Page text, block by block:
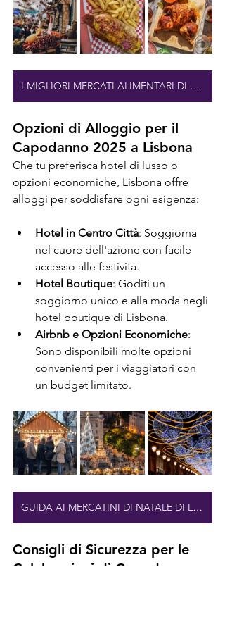
I MIGLIORI MERCATI ALIMENTARI DI LISBONA
Opzioni di Alloggio per il
Capodanno 2025 a Lisbona
Che tu preferisca hotel di lusso o
opzioni economiche, Lisbona offre
alloggi per soddisfare ogni esigenza:
Hotel in Centro Città: Soggiorna
nel cuore dell'azione con facile
accesso alle festività.
Hotel Boutique: Goditi un
soggiorno unico e alla moda negli
hotel boutique di Lisbona.
Airbnb e Opzioni Economiche:
Sono disponibili molte opzioni
convenienti per i viaggiatori con
un budget limitato.
GUIDA AI MERCATINI DI NATALE DI LISBONA
Consigli di Sicurezza per le
Celebrazioni di Capodanno